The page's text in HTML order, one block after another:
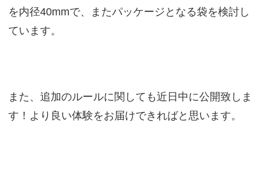
を内径40mmで、またパッケージとなる袋を検討し
ています。
また、追加のルールに関しても近日中に公開致しま
す！より良い体験をお届けできればと思います。